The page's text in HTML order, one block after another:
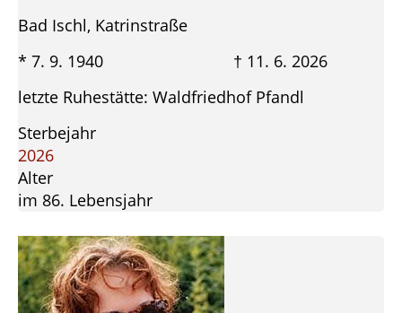
Bad Ischl, Katrinstraße
* 7. 9. 1940 † 11. 6. 2026
letzte Ruhestätte: Waldfriedhof Pfandl
Sterbejahr
2026
Alter
im 86. Lebensjahr